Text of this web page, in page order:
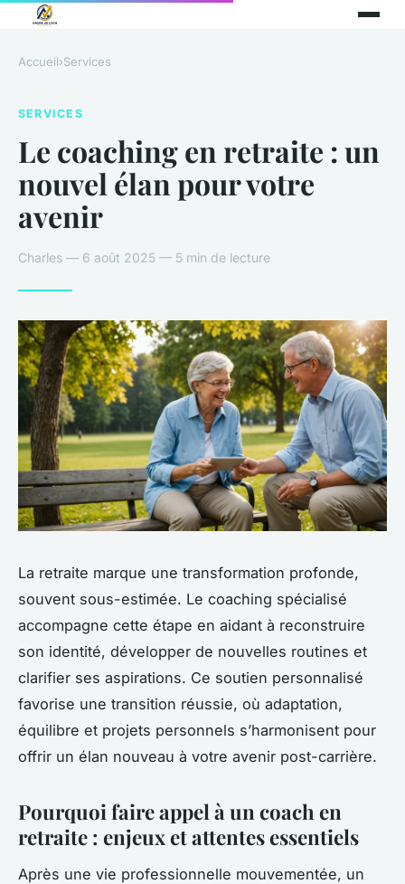
Accueil›Services
SERVICES
Le coaching en retraite : un
nouvel élan pour votre
avenir
Charles — 6 août 2025 — 5 min de lecture
La retraite marque une transformation profonde,
souvent sous-estimée. Le coaching spécialisé
accompagne cette étape en aidant à reconstruire
son identité, développer de nouvelles routines et
clarifier ses aspirations. Ce soutien personnalisé
favorise une transition réussie, où adaptation,
équilibre et projets personnels s’harmonisent pour
offrir un élan nouveau à votre avenir post-carrière.
Pourquoi faire appel à un coach en
retraite : enjeux et attentes essentiels
Après une vie professionnelle mouvementée, un